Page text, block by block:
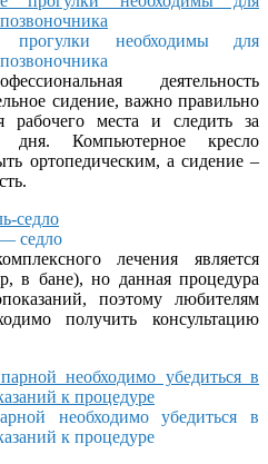
необходимы для
деятельность
сидение, важно правильно
рабочего места и следить за
дня. Компьютерное кресло
ортопедическим, а сидение –
седло
лечения является
в бане), но данная процедура
поэтому любителям
получить консультацию
необходимо убедиться в
к процедуре